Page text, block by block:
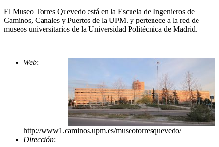
El Museo Torres Quevedo está en la Escuela de Ingenieros de
Caminos, Canales y Puertos de la UPM. y pertenece a la red de
museos universitarios de la Universidad Politécnica de Madrid.
Web:
http://www1.caminos.upm.es/museotorresquevedo/
Dirección: